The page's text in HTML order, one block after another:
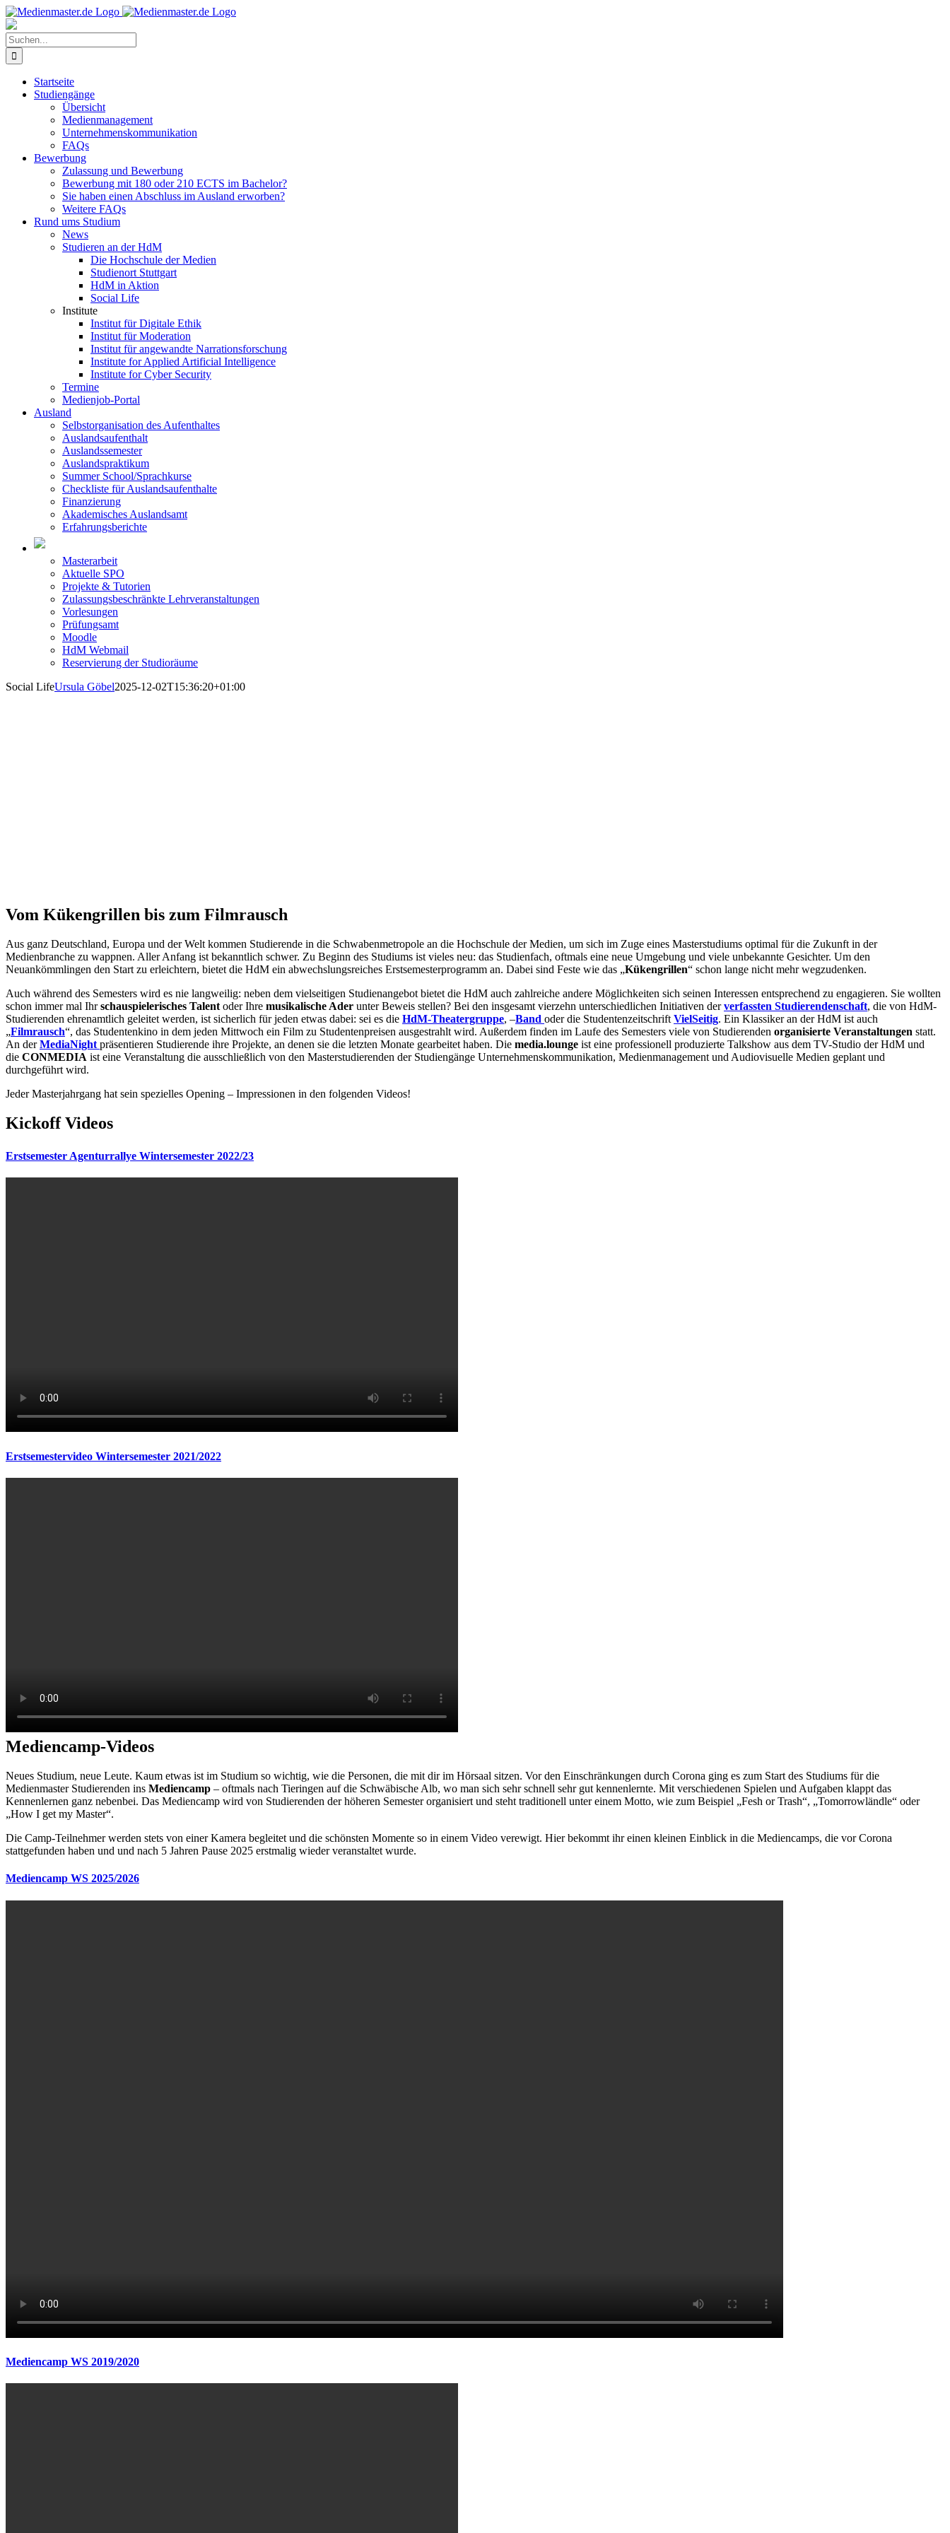
Zum
Inhalt
springen
Suche
nach:
Startseite
Studiengänge
Übersicht
Medienmanagement
Unternehmenskommunikation
FAQs
Bewerbung
Zulassung und Bewerbung
Bewerbung mit 180 oder 210 ECTS im Bachelor?
Sie haben einen Abschluss im Ausland erworben?
Weitere FAQs
Rund ums Studium
News
Studieren an der HdM
Die Hochschule der Medien
Studienort Stuttgart
HdM in Aktion
Social Life
Institute
Institut für Digitale Ethik
Institut für Moderation
Institut für angewandte Narrationsforschung
Institute for Applied Artificial Intelligence
Institute for Cyber Security
Termine
Medienjob-Portal
Ausland
Selbstorganisation des Aufenthaltes
Auslandsaufenthalt
Auslandssemester
Auslandspraktikum
Summer School/Sprachkurse
Checkliste für Auslandsaufenthalte
Finanzierung
Akademisches Auslandsamt
Erfahrungsberichte
Masterarbeit
Aktuelle SPO
Projekte & Tutorien
Zulassungsbeschränkte Lehrveranstaltungen
Vorlesungen
Prüfungsamt
Moodle
HdM Webmail
Reservierung der Studioräume
Social LifeUrsula Göbel2025-12-02T15:36:20+01:00
Vom Kükengrillen bis zum Filmrausch
Aus ganz Deutschland, Europa und der Welt kommen Studierende in die Schwabenmetropole an die Hochschule der Medien, um sich im Zuge eines Masterstudiums optimal für die Zukunft in der
Medienbranche zu wappnen. Aller Anfang ist bekanntlich schwer. Zu Beginn des Studiums ist vieles neu: das Studienfach, oftmals eine neue Umgebung und viele unbekannte Gesichter. Um den
Neuankömmlingen den Start zu erleichtern, bietet die HdM ein abwechslungsreiches Erstsemesterprogramm an. Dabei sind Feste wie das „Kükengrillen“ schon lange nicht mehr wegzudenken.
Auch während des Semesters wird es nie langweilig: neben dem vielseitigen Studienangebot bietet die HdM auch zahlreiche andere Möglichkeiten sich seinen Interessen entsprechend zu engagieren. Sie wollten
schon immer mal Ihrschauspielerisches Talent oder Ihre musikalische Ader unter Beweis stellen? Bei den insgesamt vierzehn unterschiedlichen Initiativen derverfassten Studierendenschaft, die von HdM-
Studierenden ehrenamtlich geleitet werden, ist sicherlich für jeden etwas dabei: sei es die HdM-Theatergruppe, –Band oder die Studentenzeitschrift VielSeitig. Ein Klassiker an der HdM ist auch
„Filmrausch“, das Studentenkino in dem jeden Mittwoch ein Film zu Studentenpreisen ausgestrahlt wird. Außerdem finden im Laufe des Semesters viele von Studierenden organisierte Veranstaltungen statt.
An derMediaNight präsentieren Studierende ihre Projekte, an denen sie die letzten Monate gearbeitet haben. Die media.lounge ist eine professionell produzierte Talkshow aus dem TV-Studio der HdM und
die CONMEDIA ist eine Veranstaltung die ausschließlich von den Masterstudierenden der Studiengänge Unternehmenskommunikation, Medienmanagement und Audiovisuelle Medien geplant und
durchgeführt wird.
Jeder Masterjahrgang hat sein spezielles Opening – Impressionen in den folgenden Videos!
Kickoff Videos
Erstsemester Agenturrallye Wintersemester 2022/23
Erstsemestervideo Wintersemester 2021/2022
Mediencamp-Videos
Neues Studium, neue Leute. Kaum etwas ist im Studium so wichtig, wie die Personen, die mit dir im Hörsaal sitzen. Vor den Einschränkungen durch Corona ging es zum Start des Studiums für die
Medienmaster Studierenden ins Mediencamp – oftmals nach Tieringen auf die Schwäbische Alb, wo man sich sehr schnell sehr gut kennenlernte. Mit verschiedenen Spielen und Aufgaben klappt das
Kennenlernen ganz nebenbei. Das Mediencamp wird von Studierenden der höheren Semester organisiert und steht traditionell unter einem Motto, wie zum Beispiel „Fesh or Trash“, „Tomorrowländle“ oder
„How I get my Master“.
Die Camp-Teilnehmer werden stets von einer Kamera begleitet und die schönsten Momente so in einem Video verewigt. Hier bekommt ihr einen kleinen Einblick in die Mediencamps, die vor Corona
stattgefunden haben und und nach 5 Jahren Pause 2025 erstmalig wieder veranstaltet wurde.
Mediencamp WS 2025/2026
Mediencamp WS 2019/2020